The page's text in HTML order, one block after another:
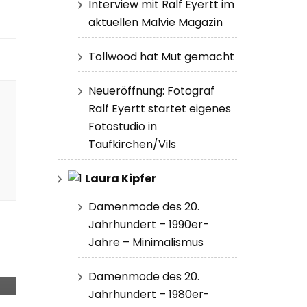
Interview mit Ralf Eyertt im
aktuellen Malvie Magazin
Tollwood hat Mut gemacht
Neueröffnung: Fotograf
Ralf Eyertt startet eigenes
Fotostudio in
Taufkirchen/Vils
Laura Kipfer
Damenmode des 20.
Jahrhundert – 1990er-
Jahre – Minimalismus
Damenmode des 20.
Jahrhundert – 1980er-